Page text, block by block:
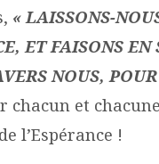
« LAISSONS-
ET FAISONS EN
NOUS,
chacun et
l’Espérance !